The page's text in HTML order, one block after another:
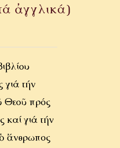
ἀγγλικά)
γιά τήν
Θεοῦ πρός
καί γιά τήν
ἄνθρωπος